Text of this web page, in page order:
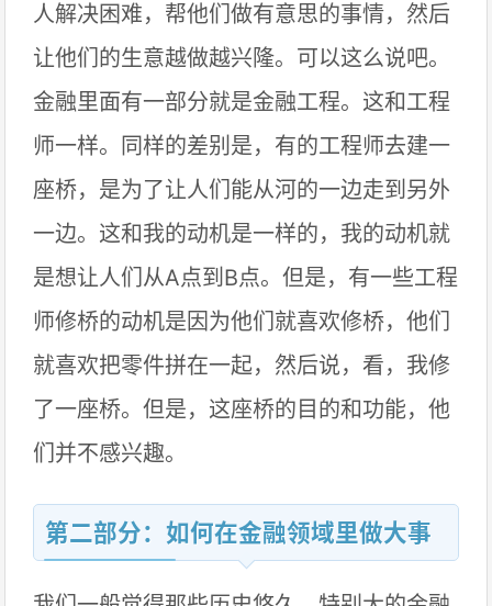
人解决困难，帮他们做有意思的事情，然后
让他们的生意越做越兴隆。可以这么说吧。
金融里面有一部分就是金融工程。这和工程
师一样。同样的差别是，有的工程师去建一
座桥，是为了让人们能从河的一边走到另外
一边。这和我的动机是一样的，我的动机就
是想让人们从A点到B点。但是，有一些工程
师修桥的动机是因为他们就喜欢修桥，他们
就喜欢把零件拼在一起，然后说，看，我修
了一座桥。但是，这座桥的目的和功能，他
们并不感兴趣。
第二部分：如何在金融领域里做大事